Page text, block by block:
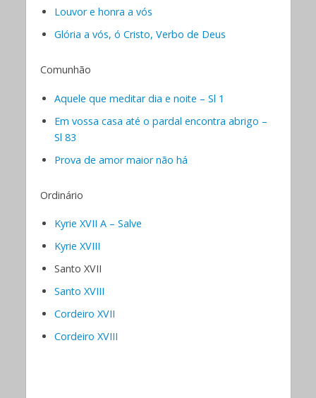
Louvor e honra a vós
Glória a vós, ó Cristo, Verbo de Deus
Comunhão
Aquele que meditar dia e noite – Sl 1
Em vossa casa até o pardal encontra abrigo –
Sl 83
Prova de amor maior não há
Ordinário
Kyrie XVII A – Salve
Kyrie XVIII
Santo XVII
Santo XVIII
Cordeiro XVII
Cordeiro XVIII